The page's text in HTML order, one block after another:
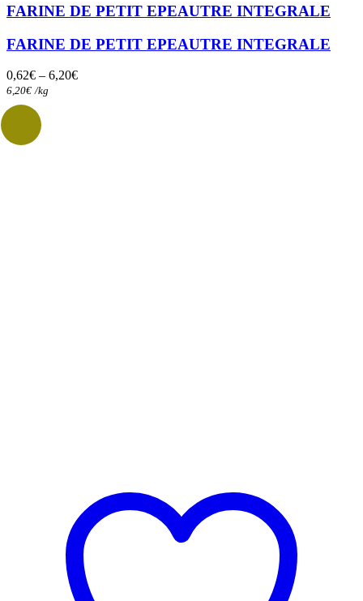
a
plusieurs
variations.
Les
FARINE DE PETIT EPEAUTRE INTEGRALE
FARINE DE PETIT EPEAUTRE INTEGRALE
0,62€ – 6,20€
6,20€ /kg